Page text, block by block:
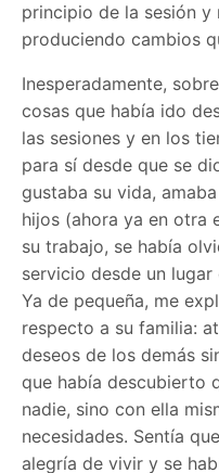
principio de la sesión y
produciendo cambios
Inesperadamente,
cosas que había ido
las sesiones y en los
para sí desde que se
gustaba su vida,
hijos (ahora ya en otra
su trabajo, se había
servicio desde un
Ya de pequeña, me
respecto a su familia:
deseos de los demás
que había descubierto
nadie, sino con ella
necesidades. Sentía
alegría de vivir y se